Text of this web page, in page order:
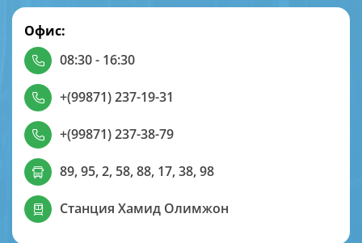
Офис:
08:30 - 16:30
+(99871) 237-19-31
+(99871) 237-38-79
89, 95, 2, 58, 88, 17, 38, 98
Станция Хамид Олимжон